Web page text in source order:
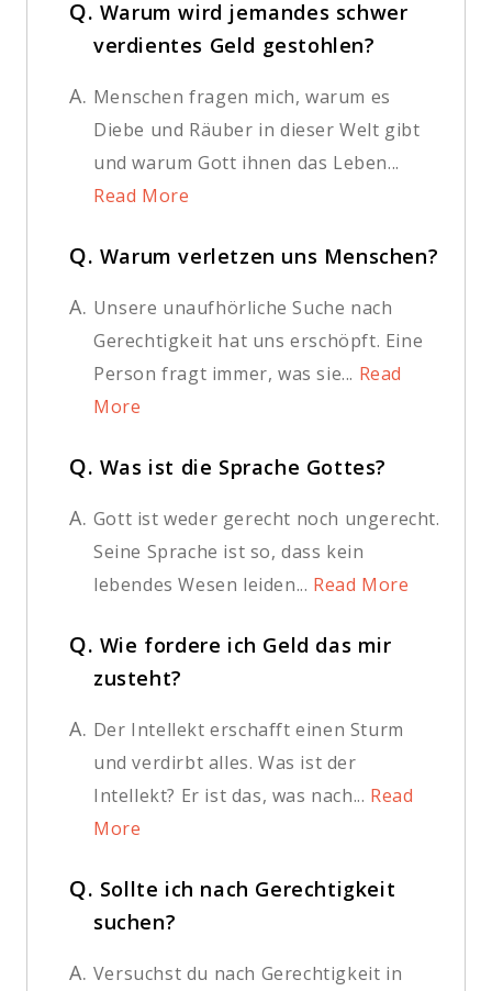
Q. Warum wird jemandes schwer
verdientes Geld gestohlen?
A. Menschen fragen mich, warum es
Diebe und Räuber in dieser Welt gibt
und warum Gott ihnen das Leben...
Read More
Q. Warum verletzen uns Menschen?
A. Unsere unaufhörliche Suche nach
Gerechtigkeit hat uns erschöpft. Eine
Person fragt immer, was sie... Read
More
Q. Was ist die Sprache Gottes?
A. Gott ist weder gerecht noch ungerecht.
Seine Sprache ist so, dass kein
lebendes Wesen leiden... Read More
Q. Wie fordere ich Geld das mir
zusteht?
A. Der Intellekt erschafft einen Sturm
und verdirbt alles. Was ist der
Intellekt? Er ist das, was nach... Read
More
Q. Sollte ich nach Gerechtigkeit
suchen?
A. Versuchst du nach Gerechtigkeit in